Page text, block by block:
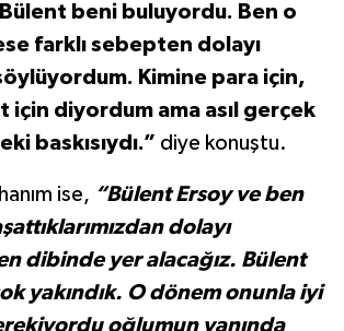
Bülent beni buluyordu. Ben o
farklı sebepten dolayı
Kimine para için,
için diyordum ama asıl gerçek
baskısıydı.” diye konuştu.
ise, “Bülent Ersoy ve ben
dolayı
dibinde yer alacağız. Bülent
yakındık. O dönem onunla iyi
oğlumun yanında